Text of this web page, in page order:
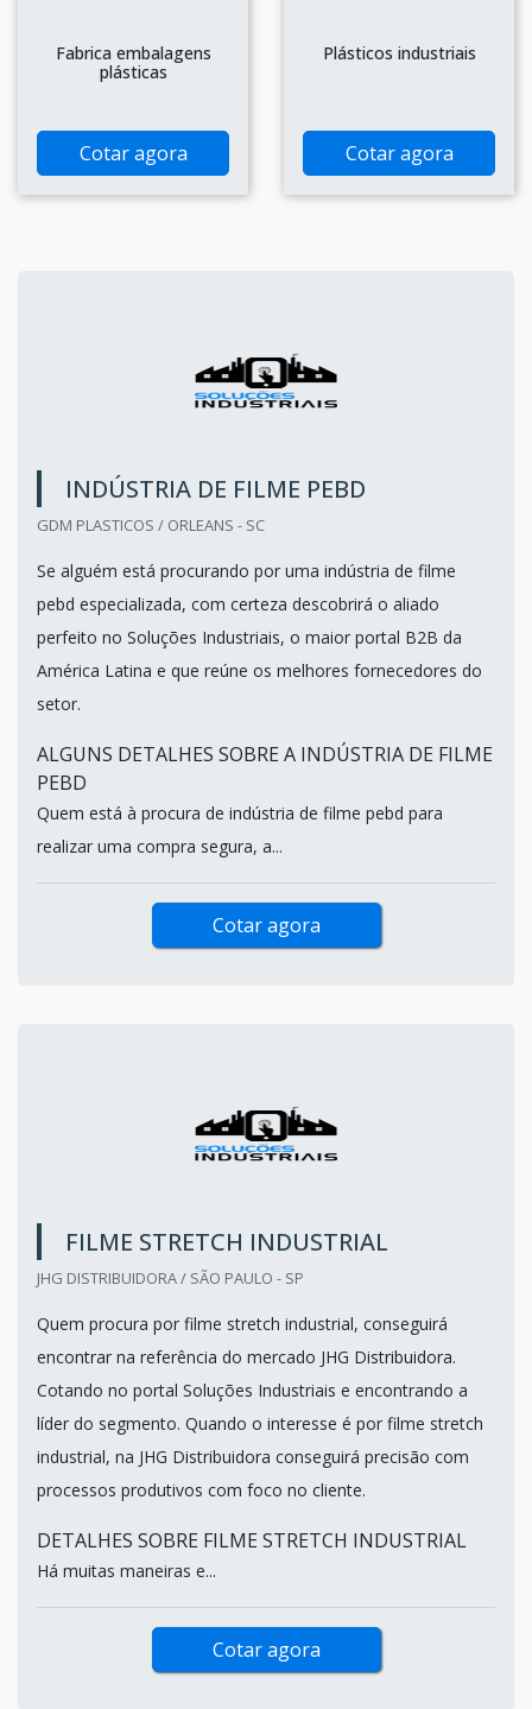
Fabrica embalagens
plásticas
Cotar agora
Plásticos industriais
Cotar agora
INDÚSTRIA DE FILME PEBD
GDM PLASTICOS / ORLEANS - SC
Se alguém está procurando por uma indústria de filme
pebd especializada, com certeza descobrirá o aliado
perfeito no Soluções Industriais, o maior portal B2B da
América Latina e que reúne os melhores fornecedores do
setor.
ALGUNS DETALHES SOBRE A INDÚSTRIA DE FILME
PEBD
Quem está à procura de indústria de filme pebd para
realizar uma compra segura, a...
Cotar agora
FILME STRETCH INDUSTRIAL
JHG DISTRIBUIDORA / SÃO PAULO - SP
Quem procura por filme stretch industrial, conseguirá
encontrar na referência do mercado JHG Distribuidora.
Cotando no portal Soluções Industriais e encontrando a
líder do segmento. Quando o interesse é por filme stretch
industrial, na JHG Distribuidora conseguirá precisão com
processos produtivos com foco no cliente.
DETALHES SOBRE FILME STRETCH INDUSTRIAL
Há muitas maneiras e...
Cotar agora